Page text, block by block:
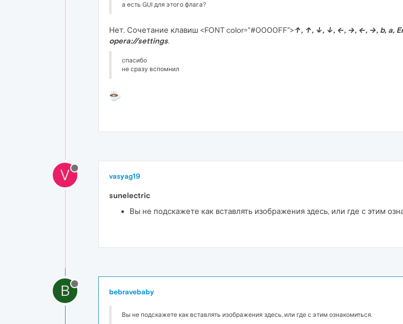
а есть GUI для этого флага?
Нет. Сочетание клавиш <FONT color="#0000FF">↑, ↑, ↓, ↓, ←, →, ←, →, b, a,
opera://settings.
спасибо
не сразу вспомнил
V vasyag19
sunelectric
Вы не подскажете как вставлять изображения здесь, или где с этим
B bebravebaby
Вы не подскажете как вставлять изображения здесь, или где с этим ознакомиться.